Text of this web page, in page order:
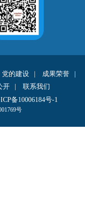
党的建设 成果荣誉
开
联系我们
备10006184号-1
号